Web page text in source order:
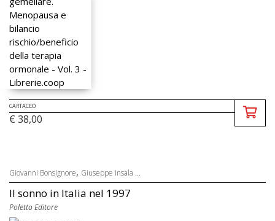
CARTACEO
€ 38,00
Giovanni Bonsignore, Giuseppe Insala ...
Il sonno in Italia nel 1997
Poletto Editore